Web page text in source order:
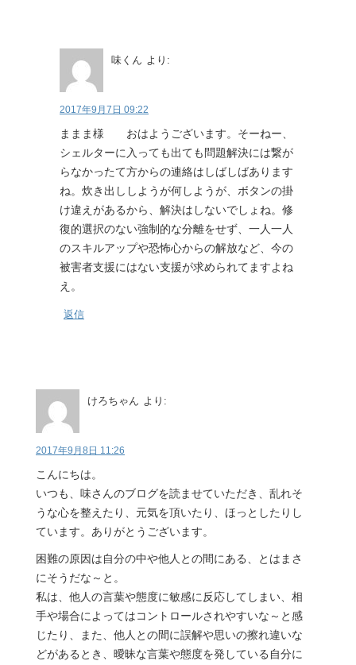
味くん より:
2017年9月7日 09:22
ままま様 おはようございます。そーねー、
シェルターに入っても出ても問題解決には繋が
らなかったて方からの連絡はしばしばあります
ね。炊き出ししようが何しようが、ボタンの掛
け違えがあるから、解決はしないでしょね。修
復的選択のない強制的な分離をせず、一人一人
のスキルアップや恐怖心からの解放など、今の
被害者支援にはない支援が求められてますよね
え。
返信
けろちゃん より:
2017年9月8日 11:26
こんにちは。
いつも、味さんのブログを読ませていただき、乱れそ
うな心を整えたり、元気を頂いたり、ほっとしたりし
ています。ありがとうございます。
困難の原因は自分の中や他人との間にある、とはまさ
にそうだな～と。
私は、他人の言葉や態度に敏感に反応してしまい、相
手や場合によってはコントロールされやすいな～と感
じたり、また、他人との間に誤解や思いの擦れ違いな
どがあるとき、曖昧な言葉や態度を発している自分に